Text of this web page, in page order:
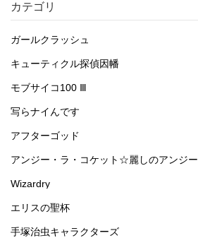
カテゴリ
ガールクラッシュ
キューティクル探偵因幡
モブサイコ100 Ⅲ
写らナイんです
アフターゴッド
アンジー・ラ・コケット☆麗しのアンジー
Wizardry
エリスの聖杯
手塚治虫キャラクターズ